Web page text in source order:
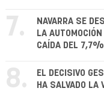
7.
NAVARRA SE
LA
CAÍDA DEL 7,7%
8.
EL DECISIVO
HA SALVADO LA